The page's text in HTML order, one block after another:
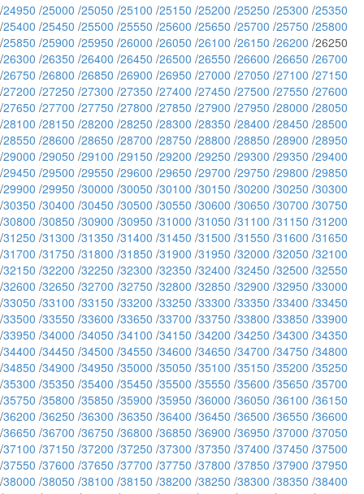
/24950 /25000 /25050 /25100 /25150 /25200 /25250 /25300 /25350
/25400 /25450 /25500 /25550 /25600 /25650 /25700 /25750 /25800
/25850 /25900 /25950 /26000 /26050 /26100 /26150 /26200 /26250
/26300 /26350 /26400 /26450 /26500 /26550 /26600 /26650 /26700
/26750 /26800 /26850 /26900 /26950 /27000 /27050 /27100 /27150
/27200 /27250 /27300 /27350 /27400 /27450 /27500 /27550 /27600
/27650 /27700 /27750 /27800 /27850 /27900 /27950 /28000 /28050
/28100 /28150 /28200 /28250 /28300 /28350 /28400 /28450 /28500
/28550 /28600 /28650 /28700 /28750 /28800 /28850 /28900 /28950
/29000 /29050 /29100 /29150 /29200 /29250 /29300 /29350 /29400
/29450 /29500 /29550 /29600 /29650 /29700 /29750 /29800 /29850
/29900 /29950 /30000 /30050 /30100 /30150 /30200 /30250 /30300
/30350 /30400 /30450 /30500 /30550 /30600 /30650 /30700 /30750
/30800 /30850 /30900 /30950 /31000 /31050 /31100 /31150 /31200
/31250 /31300 /31350 /31400 /31450 /31500 /31550 /31600 /31650
/31700 /31750 /31800 /31850 /31900 /31950 /32000 /32050 /32100
/32150 /32200 /32250 /32300 /32350 /32400 /32450 /32500 /32550
/32600 /32650 /32700 /32750 /32800 /32850 /32900 /32950 /33000
/33050 /33100 /33150 /33200 /33250 /33300 /33350 /33400 /33450
/33500 /33550 /33600 /33650 /33700 /33750 /33800 /33850 /33900
/33950 /34000 /34050 /34100 /34150 /34200 /34250 /34300 /34350
/34400 /34450 /34500 /34550 /34600 /34650 /34700 /34750 /34800
/34850 /34900 /34950 /35000 /35050 /35100 /35150 /35200 /35250
/35300 /35350 /35400 /35450 /35500 /35550 /35600 /35650 /35700
/35750 /35800 /35850 /35900 /35950 /36000 /36050 /36100 /36150
/36200 /36250 /36300 /36350 /36400 /36450 /36500 /36550 /36600
/36650 /36700 /36750 /36800 /36850 /36900 /36950 /37000 /37050
/37100 /37150 /37200 /37250 /37300 /37350 /37400 /37450 /37500
/37550 /37600 /37650 /37700 /37750 /37800 /37850 /37900 /37950
/38000 /38050 /38100 /38150 /38200 /38250 /38300 /38350 /38400